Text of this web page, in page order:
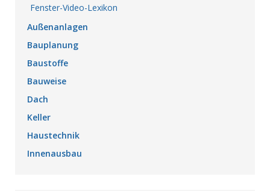
Fenster-Video-Lexikon
Außenanlagen
Bauplanung
Baustoffe
Bauweise
Dach
Keller
Haustechnik
Innenausbau